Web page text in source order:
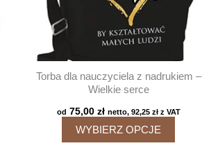
Torba dla nauczyciela z nadrukiem –
Wielkie serce
od 75,00 zł netto, 92,25 złz VAT
WYBIERZ OPCJE